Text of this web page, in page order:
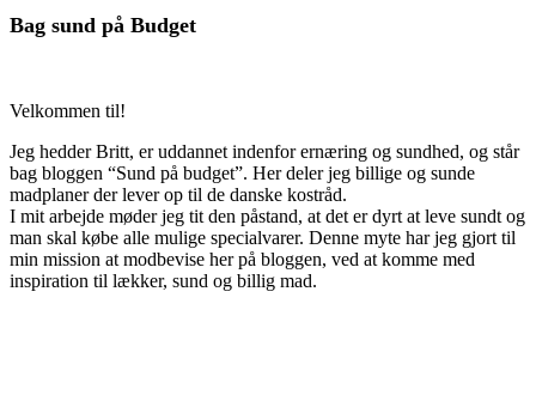
Bag sund på Budget
Velkommen til!
Jeg hedder Britt, er uddannet indenfor ernæring og sundhed, og står
bag bloggen “Sund på budget”. Her deler jeg billige og sunde
madplaner der lever op til de danske kostråd.
I mit arbejde møder jeg tit den påstand, at det er dyrt at leve sundt og
man skal købe alle mulige specialvarer. Denne myte har jeg gjort til
min mission at modbevise her på bloggen, ved at komme med
inspiration til lækker, sund og billig mad.